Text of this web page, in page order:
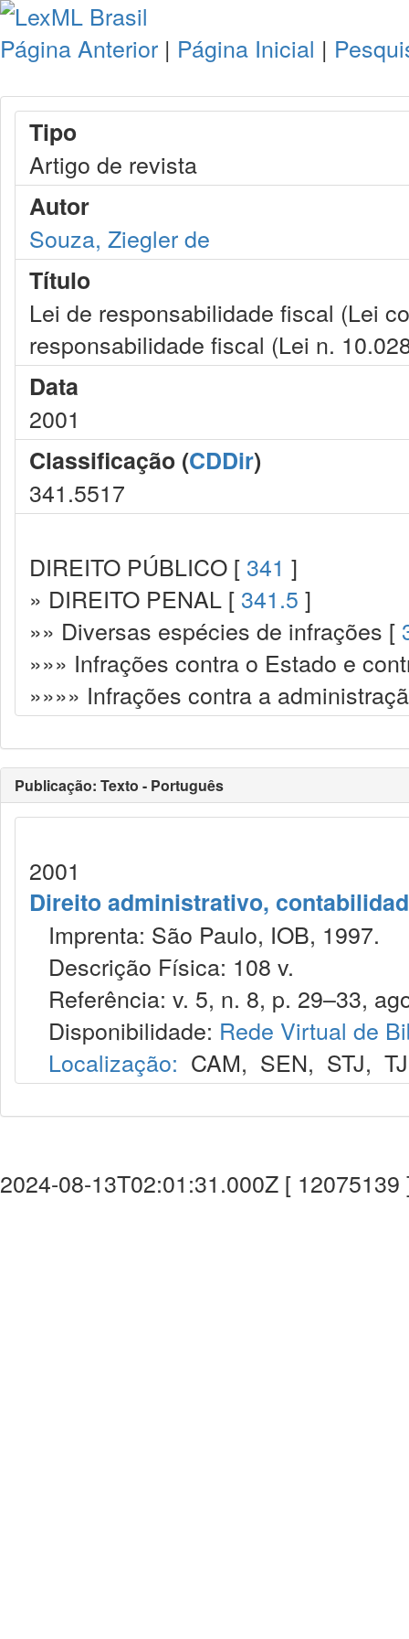
Página Anterior | Página Inicial |
Tipo
Artigo de revista
Autor
Souza, Ziegler de
Título
Lei de responsabilidade fiscal (Lei
responsabilidade fiscal (Lei n.
Data
2001
Classificação (CDDir)
341.5517
DIREITO PÚBLICO [ 341 ]
» DIREITO PENAL [ 341.5 ]
»» Diversas espécies de infrações [
»»» Infrações contra o Estado e
»»»» Infrações contra a
Publicação: Texto - Português
2001
Direito administrativo,
Imprenta: São Paulo, IOB, 1997.
Descrição Física: 108 v.
Referência: v. 5, n. 8, p. 29–33,
Disponibilidade: Rede Virtual de
Localização: CAM, SEN, STJ,
2024-08-13T02:01:31.000Z [ 12075139